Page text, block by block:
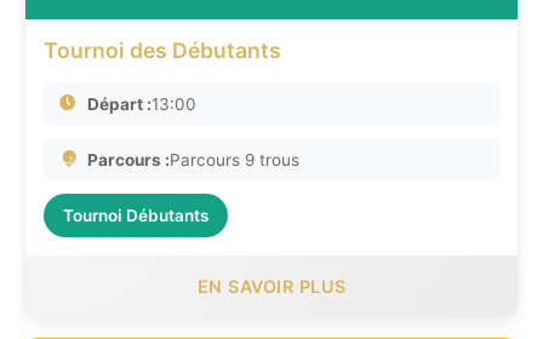
Tournoi des Débutants
Départ :13:00
Parcours :Parcours 9 trous
Tournoi Débutants
EN SAVOIR PLUS